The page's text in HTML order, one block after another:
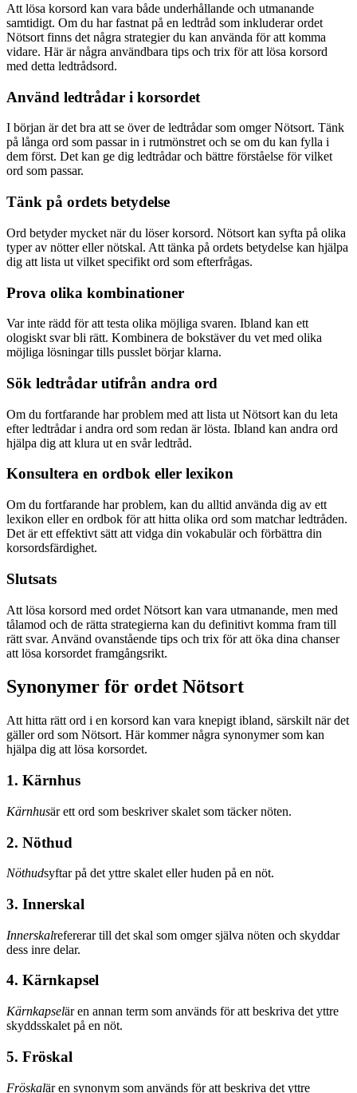
Att lösa korsord kan vara både underhållande och utmanande
samtidigt. Om du har fastnat på en ledtråd som inkluderar ordet
Nötsort finns det några strategier du kan använda för att komma
vidare. Här är några användbara tips och trix för att lösa korsord
med detta ledtrådsord.
Använd ledtrådar i korsordet
I början är det bra att se över de ledtrådar som omger Nötsort. Tänk
på långa ord som passar in i rutmönstret och se om du kan fylla i
dem först. Det kan ge dig ledtrådar och bättre förståelse för vilket
ord som passar.
Tänk på ordets betydelse
Ord betyder mycket när du löser korsord. Nötsort kan syfta på olika
typer av nötter eller nötskal. Att tänka på ordets betydelse kan hjälpa
dig att lista ut vilket specifikt ord som efterfrågas.
Prova olika kombinationer
Var inte rädd för att testa olika möjliga svaren. Ibland kan ett
ologiskt svar bli rätt. Kombinera de bokstäver du vet med olika
möjliga lösningar tills pusslet börjar klarna.
Sök ledtrådar utifrån andra ord
Om du fortfarande har problem med att lista ut Nötsort kan du leta
efter ledtrådar i andra ord som redan är lösta. Ibland kan andra ord
hjälpa dig att klura ut en svår ledtråd.
Konsultera en ordbok eller lexikon
Om du fortfarande har problem, kan du alltid använda dig av ett
lexikon eller en ordbok för att hitta olika ord som matchar ledtråden.
Det är ett effektivt sätt att vidga din vokabulär och förbättra din
korsordsfärdighet.
Slutsats
Att lösa korsord med ordet Nötsort kan vara utmanande, men med
tålamod och de rätta strategierna kan du definitivt komma fram till
rätt svar. Använd ovanstående tips och trix för att öka dina chanser
att lösa korsordet framgångsrikt.
Synonymer för ordet Nötsort
Att hitta rätt ord i en korsord kan vara knepigt ibland, särskilt när det
gäller ord som Nötsort. Här kommer några synonymer som kan
hjälpa dig att lösa korsordet.
1. Kärnhus
Kärnhusär ett ord som beskriver skalet som täcker nöten.
2. Nöthud
Nöthudsyftar på det yttre skalet eller huden på en nöt.
3. Innerskal
Innerskalrefererar till det skal som omger själva nöten och skyddar
dess inre delar.
4. Kärnkapsel
Kärnkapselär en annan term som används för att beskriva det yttre
skyddsskalet på en nöt.
5. Fröskal
Fröskalär en synonym som används för att beskriva det yttre